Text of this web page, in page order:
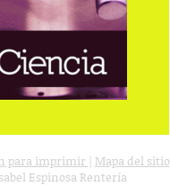
para imprimir
Mapa del sitio
Espinosa Rentería